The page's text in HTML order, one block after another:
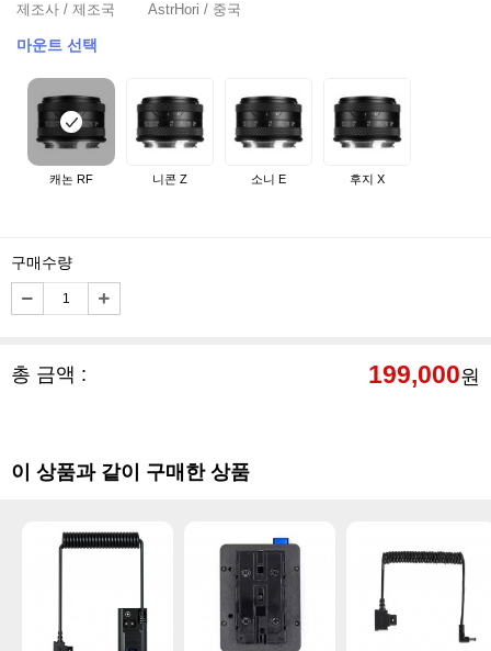
제조사 / 제조국
AstrHori / 중국
마운트 선택
캐논 RF 니콘 Z 소니 E 후지 X
구매수량
총 금액 : 199,000원
이 상품과 같이 구매한 상품